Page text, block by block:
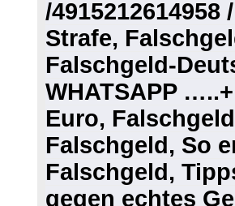
/
Strafe,
Falschgeld-
WHATSAPP
Euro,
Falschgeld, So
Falschgeld,
gegen echtes